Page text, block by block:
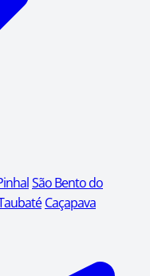
São Bento do
Caçapava